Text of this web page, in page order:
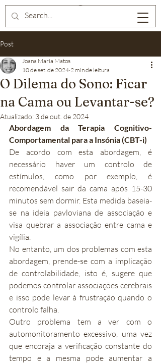
Post
O Dilema do Sono: Ficar
na Cama ou Levantar-se?
Joana Maria Matos
10 de set. de 2024 2 min de leitura
Atualizado: 3 de out. de 2024
Abordagem da Terapia Cognitivo-
Comportamental para a Insónia (CBT-i)
De acordo com esta abordagem, é
necessário haver um controlo de
estímulos, como por exemplo, é
recomendável sair da cama após 15-30
minutos sem dormir. Esta medida baseia-
se na ideia pavloviana de associação e
visa quebrar a associação entre cama e
vigília.
No entanto, um dos problemas com esta
abordagem, prende-se com a implicação
de controlabilidade, isto é, sugere que
podemos controlar associações cerebrais
e isso pode levar à frustração quando o
controlo falha.
Outro problema tem a ver com o
automonitoramento excessivo, uma vez
que encoraja a verificação constante do
tempo e a mesma pode aumentar a